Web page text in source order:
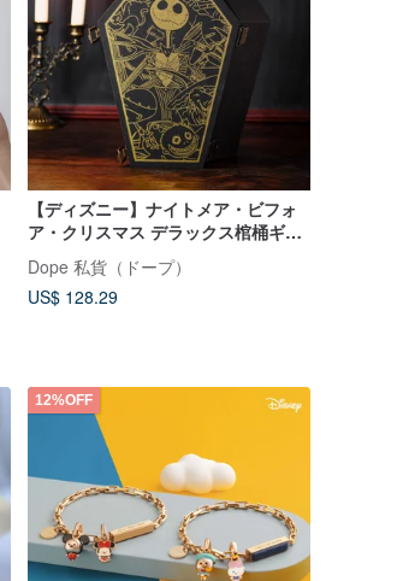
【ディズニー】ナイトメア・ビフォ
ア・クリスマス デラックス棺桶ギフ
トセット
Dope 私貨（ドープ）
US$ 128.29
12%OFF